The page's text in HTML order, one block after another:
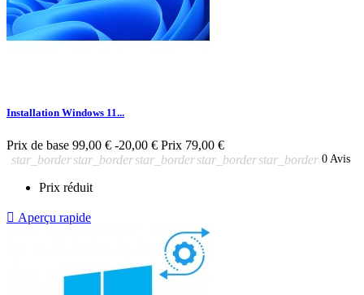
Installation Windows 11...
Prix de base 99,00 € -20,00 € Prix 79,00 €
star_borderstar_borderstar_borderstar_borderstar_border 0 Avis
Prix réduit
 Aperçu rapide